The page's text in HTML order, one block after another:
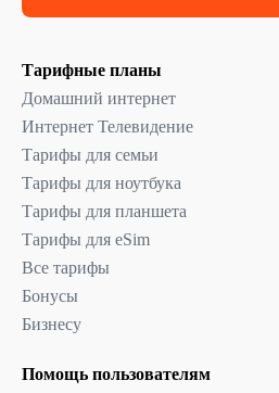
Тарифные планы
Домашний интернет
Интернет Телевидение
Тарифы для семьи
Тарифы для ноутбука
Тарифы для планшета
Тарифы для eSim
Все тарифы
Бонусы
Бизнесу
Помощь пользователям